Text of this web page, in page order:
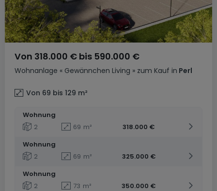
Wohnanlage « Gewännchen Living » zum Kauf in Perl
Von 318.000 € bis 590.000 €
Von 69 bis 129 m²
Wohnung
2
69 m²
318.000 €
Wohnung
2
69 m²
325.000 €
Wohnung
2
73 m² 350.000 €